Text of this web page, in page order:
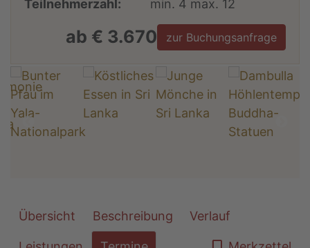
Teilnehmerzahl:
min. 4 max. 12
ab € 3.670 zur Buchungsanfrage
Übersicht Beschreibung Verlauf